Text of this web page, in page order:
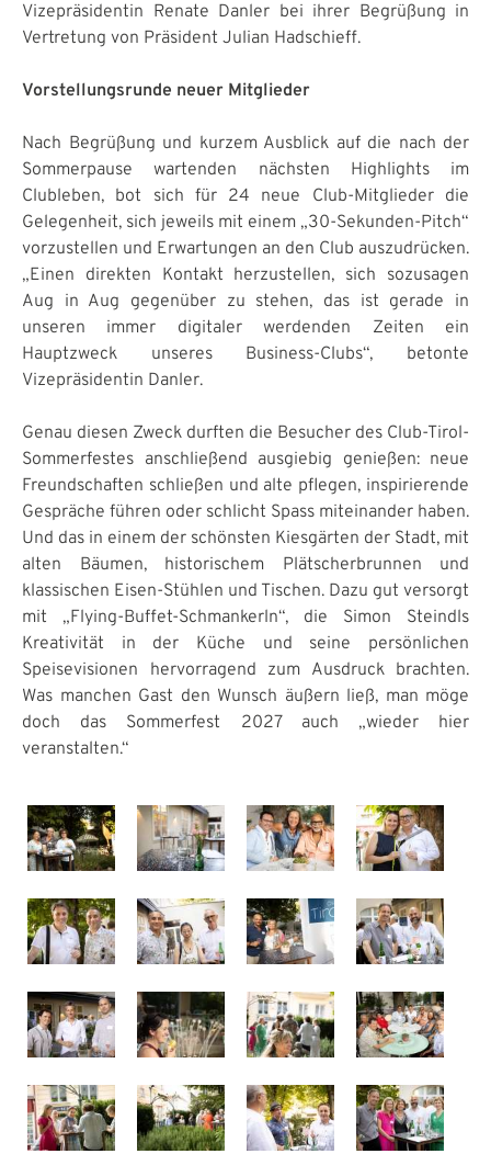
Vizepräsidentin Renate Danler bei ihrer Begrüßung in
Vertretung von Präsident Julian Hadschieff.
Vorstellungsrunde neuer Mitglieder
Nach Begrüßung und kurzem Ausblick auf die nach der
Sommerpause wartenden nächsten Highlights im
Clubleben, bot sich für 24 neue Club-Mitglieder die
Gelegenheit, sich jeweils mit einem „30-Sekunden-Pitch“
vorzustellen und Erwartungen an den Club auszudrücken.
„Einen direkten Kontakt herzustellen, sich sozusagen
Aug in Aug gegenüber zu stehen, das ist gerade in
unseren immer digitaler werdenden Zeiten ein
Hauptzweck unseres Business-Clubs“, betonte
Vizepräsidentin Danler.
Genau diesen Zweck durften die Besucher des Club-Tirol-
Sommerfestes anschließend ausgiebig genießen: neue
Freundschaften schließen und alte pflegen, inspirierende
Gespräche führen oder schlicht Spass miteinander haben.
Und das in einem der schönsten Kiesgärten der Stadt, mit
alten Bäumen, historischem Plätscherbrunnen und
klassischen Eisen-Stühlen und Tischen. Dazu gut versorgt
mit „Flying-Buffet-Schmankerln“, die Simon Steindls
Kreativität in der Küche und seine persönlichen
Speisevisionen hervorragend zum Ausdruck brachten.
Was manchen Gast den Wunsch äußern ließ, man möge
doch das Sommerfest 2027 auch „wieder hier
veranstalten.“